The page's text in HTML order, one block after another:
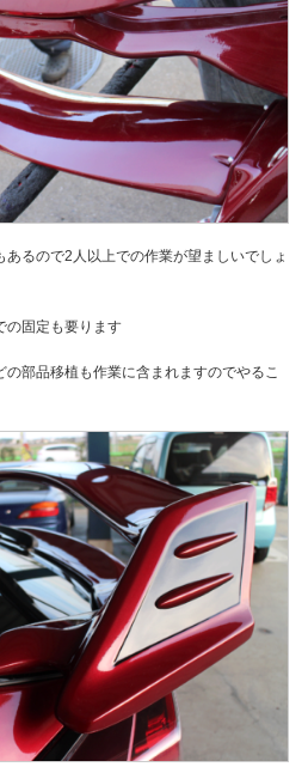
るので2人以上での作業が望ましいでしょ
の固定も要ります
部品移植も作業に含まれますのでやるこ